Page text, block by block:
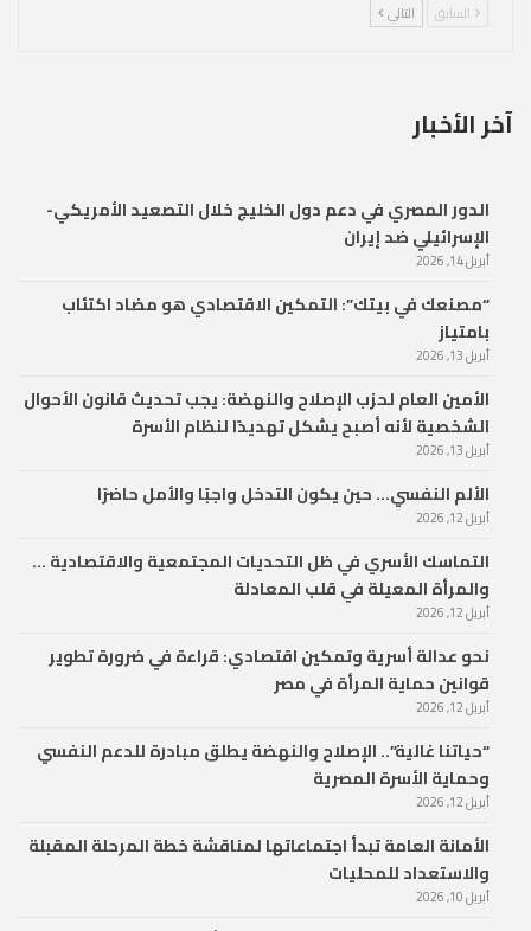
السابق التالي
آخر الأخبار
الدور المصري في دعم دول الخليج خلال التصعيد الأمريكي-
الإسرائيلي ضد إيران
أبريل 14, 2026
“مصنعك في بيتك”: التمكين الاقتصادي هو مضاد اكتئاب
بامتياز
أبريل 13, 2026
الأمين العام لحزب الإصلاح والنهضة: يجب تحديث قانون الأحوال
الشخصية لأنه أصبح يشكل تهديدًا لنظام الأسرة
أبريل 13, 2026
الألم النفسي… حين يكون التدخل واجبًا والأمل حاضرًا
أبريل 12, 2026
التماسك الأسري في ظل التحديات المجتمعية والاقتصادية …
والمرأة المعيلة في قلب المعادلة
أبريل 12, 2026
نحو عدالة أسرية وتمكين اقتصادي: قراءة في ضرورة تطوير
قوانين حماية المرأة في مصر
أبريل 12, 2026
“حياتنا غالية”.. الإصلاح والنهضة يطلق مبادرة للدعم النفسي
وحماية الأسرة المصرية
أبريل 12, 2026
الأمانة العامة تبدأ اجتماعاتها لمناقشة خطة المرحلة المقبلة
والاستعداد للمحليات
أبريل 10, 2026